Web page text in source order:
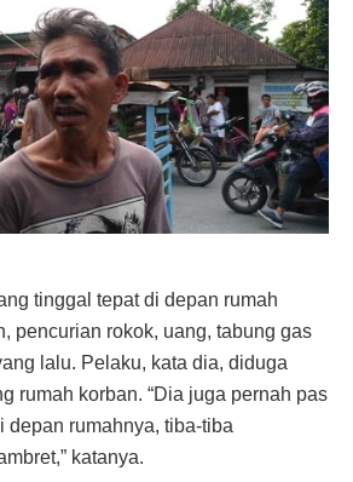
tinggal tepat di depan rumah
pencurian rokok, uang, tabung gas
lalu. Pelaku, kata dia, diduga
rumah korban. “Dia juga pernah pas
depan rumahnya, tiba-tiba
katanya.